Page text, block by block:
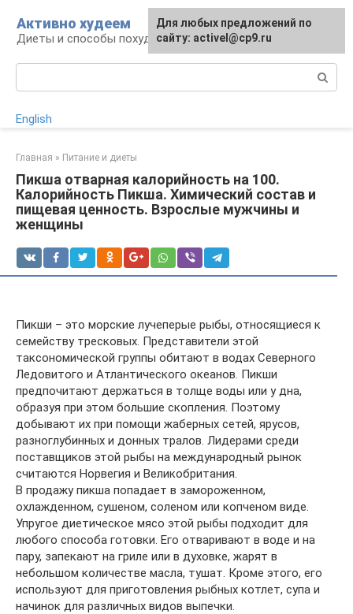
контенту
Активно худеем
Диеты и способы похудения
English
Главная » Питание и диеты
Пикша отварная калорийность на 100.
Калорийность Пикша. Химический состав и
пищевая ценность. Взрослые мужчины и
женщины
Пикши – это морские лучеперые рыбы, относящиеся к
семейству тресковых. Представители этой
таксономической группы обитают в водах Северного
Ледовитого и Атлантического океанов. Пикши
предпочитают держаться в толще воды или у дна,
образуя при этом большие скопления. Поэтому
добывают их при помощи жаберных сетей, ярусов,
разноглубинных и донных тралов. Лидерами среди
поставщиков этой рыбы на международный рынок
считаются Норвегия и Великобритания.
В продажу пикша попадает в замороженном,
охлажденном, сушеном, соленом или копченом виде.
Упругое диетическое мясо этой рыбы подходит для
любого способа готовки. Его отваривают в воде и на
пару, запекают на гриле или в духовке, жарят в
небольшом количестве масла, тушат. Кроме этого, его
используют для приготовления рыбных котлет, супа и
начинок для различных видов выпечки.
Для любых предложений по
сайту: activel@cp9.ru